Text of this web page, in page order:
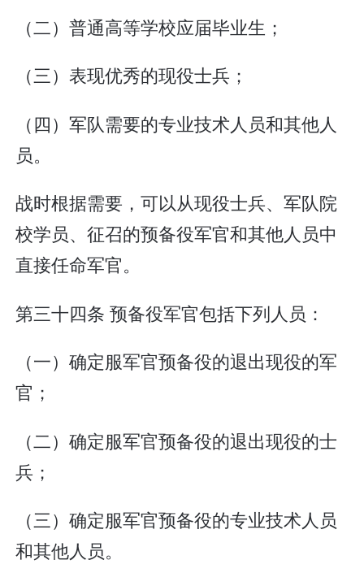
（二）普通高等学校应届毕业生；
（三）表现优秀的现役士兵；
（四）军队需要的专业技术人员和其他人
员。
战时根据需要，可以从现役士兵、军队院
校学员、征召的预备役军官和其他人员中
直接任命军官。
第三十四条 预备役军官包括下列人员：
（一）确定服军官预备役的退出现役的军
官；
（二）确定服军官预备役的退出现役的士
兵；
（三）确定服军官预备役的专业技术人员
和其他人员。